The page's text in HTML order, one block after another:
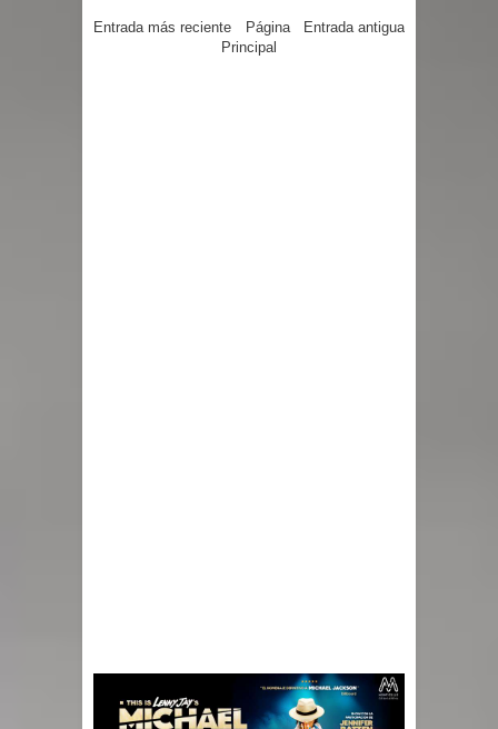
Entrada más reciente Entrada antigua
Página
Principal